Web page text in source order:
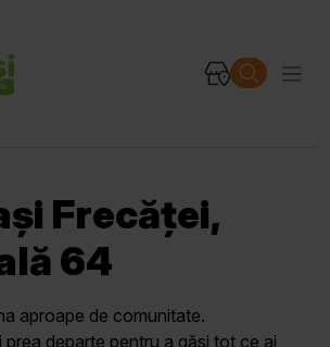
Frecăței,
64
aproape de comunitate.
prea departe pentru a găsi tot ce ai